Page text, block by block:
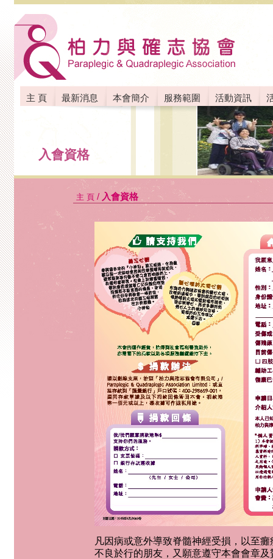
主 頁 最新消息 本會簡介 服務範圍 活動資訊
入會資格
主 頁 / 入會資格
凡因病或意外導致脊髓神經受損，以至癱
不良於行的朋友，又願意遵守本會會章